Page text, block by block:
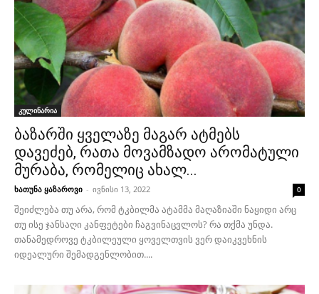
კულინარია
ბაზარში ყველაზე მაგარ ატმებს
დავეძებ, რათა მოვამზადო არომატული
მურაბა, რომელიც ახალ...
ხათუნა ყაზაროვი - ივნისი 13, 2022 0
შეიძლება თუ არა, რომ ტკბილმა ატამმა მაღაზიაში ნაყიდი არც
თუ ისე ჯანსაღი კანფეტები ჩაგვინაცვლოს? რა თქმა უნდა.
თანამედროვე ტკბილეული ყოველთვის ვერ დაიკვეხნის
იდეალური შემადგენლობით....